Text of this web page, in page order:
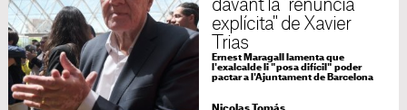
davant la "renúncia
explícita" de Xavier
Trias
Ernest Maragall lamenta que
l'exalcalde li "posa difícil" poder
pactar a l'Ajuntament de Barcelona